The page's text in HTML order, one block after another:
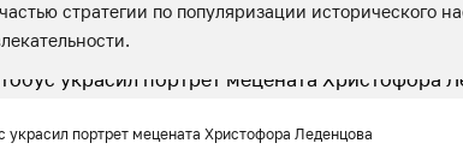
стратегии по популяризации исторического
украсил портрет мецената Христофора Леденцова